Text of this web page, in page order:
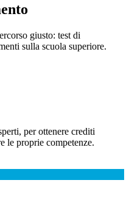
giusto: test di
sulla scuola superiore.
per ottenere crediti
le proprie competenze.